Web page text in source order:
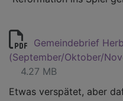
Gemeindebrief
(September/Oktober/
4.27 MB
Etwas verspätet, aber